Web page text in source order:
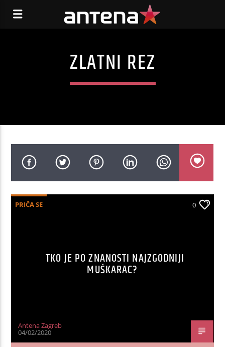
ZLATNI REZ
PRIČA SE 0
TKO JE PO ZNANOSTI NAJZGODNIJI
MUŠKARAC?
Antena Zagreb
04/02/2020